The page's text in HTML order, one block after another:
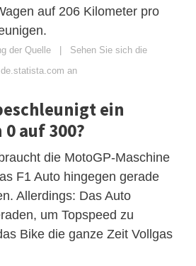
auf 206 Kilometer pro
der Quelle | Sehen Sie sich die
an
ein
auf 300?
die MotoGP-Maschine
F1 Auto hingegen gerade
Allerdings: Das Auto
um Topspeed zu
Bike die ganze Zeit Vollgas